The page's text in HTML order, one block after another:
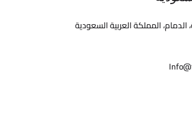
المملكة العربية السعودية